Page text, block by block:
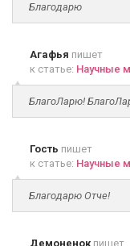
Благодарю
Агафья пишет
к статье: Научные
БлагоЛарю!
Гость пишет
к статье: Научные
Благодарю Отче!
Демоненокпишет